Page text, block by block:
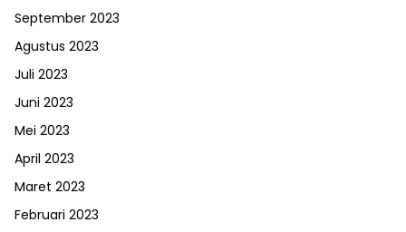
September 2023
Agustus 2023
Juli 2023
Juni 2023
Mei 2023
April 2023
Maret 2023
Februari 2023